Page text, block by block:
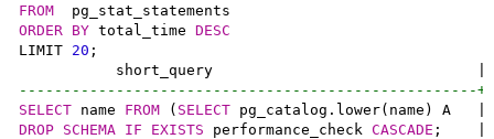
FROM
ORDER
BY total_time DESC
LIMIT 20 ;
----------------------------------------------------
SELECT name FROM ( SELECT pg_catalog.lower(name) A   |
DROP
SCHEMA IF EXISTS performance_check CASCADE ;